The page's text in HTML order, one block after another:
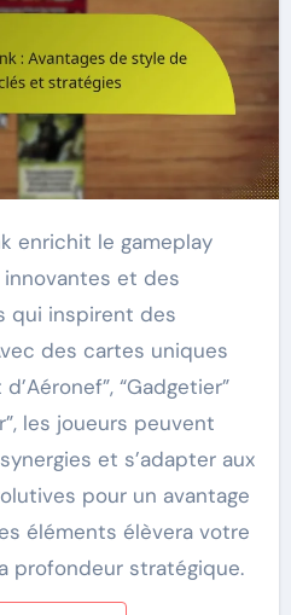
et des
qui inspirent des
des cartes uniques
“Gadgetier”
les joueurs peuvent
et s’adapter aux
pour un avantage
éléments élèvera votre
profondeur stratégique.